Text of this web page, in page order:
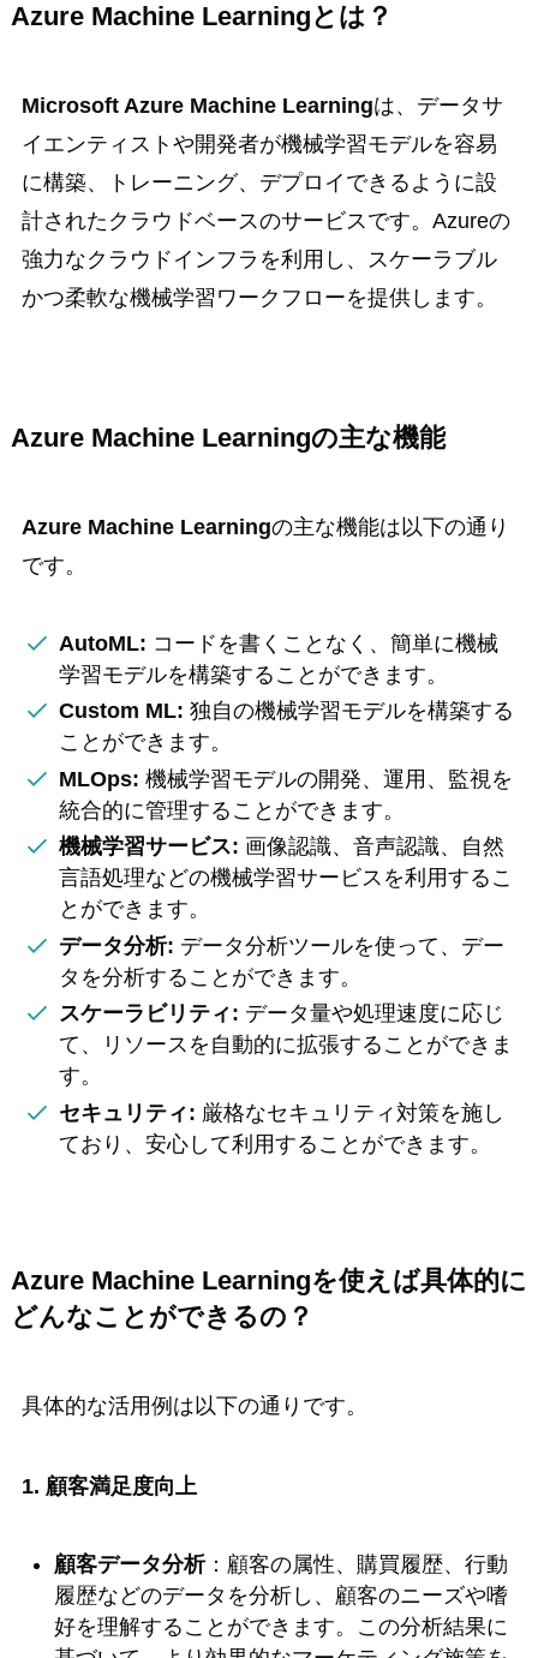
Azure Machine Learningとは？
Microsoft Azure Machine Learningは、データサ
イエンティストや開発者が機械学習モデルを容易
に構築、トレーニング、デプロイできるように設
計されたクラウドベースのサービスです。Azureの
強力なクラウドインフラを利用し、スケーラブル
かつ柔軟な機械学習ワークフローを提供します。
Azure Machine Learningの主な機能
Azure Machine Learningの主な機能は以下の通り
です。
AutoML: コードを書くことなく、簡単に機械
学習モデルを構築することができます。
Custom ML: 独自の機械学習モデルを構築する
ことができます。
MLOps: 機械学習モデルの開発、運用、監視を
統合的に管理することができます。
機械学習サービス: 画像認識、音声認識、自然
言語処理などの機械学習サービスを利用するこ
とができます。
データ分析: データ分析ツールを使って、デー
タを分析することができます。
スケーラビリティ: データ量や処理速度に応じ
て、リソースを自動的に拡張することができま
す。
セキュリティ: 厳格なセキュリティ対策を施し
ており、安心して利用することができます。
Azure Machine Learningを使えば具体的に
どんなことができるの？
具体的な活用例は以下の通りです。
1. 顧客満足度向上
顧客データ分析：顧客の属性、購買履歴、行動
履歴などのデータを分析し、顧客のニーズや嗜
好を理解することができます。この分析結果に